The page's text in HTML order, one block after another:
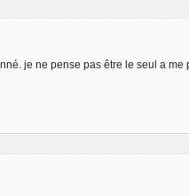
je ne pense pas être le seul a